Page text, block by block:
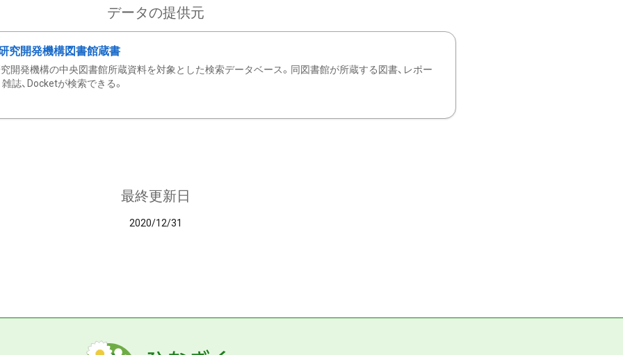
データの提供元
究開発機構図書館蔵書
開発機構の中央図書館所蔵資料を対象とした検索データベース。同図書館が所蔵する図書、レポー
雑誌、Docketが検索できる。
最終更新日
2020/12/31